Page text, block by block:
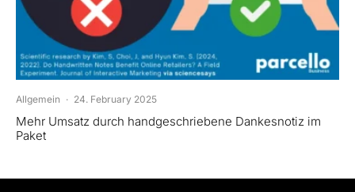
Allgemein · 24. February 2025
Mehr Umsatz durch handgeschriebene Dankesnotiz im
Paket